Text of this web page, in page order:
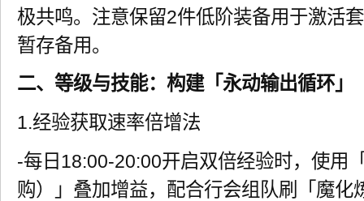
极共鸣。注意保留2件低阶装备用于激活
暂存备用。
二、等级与技能：构建「永动输出循环」
1.经验获取速率倍增法
-每日18:00-20:00开启双倍经验时，使用
购）」叠加增益，配合行会组队刷「魔化